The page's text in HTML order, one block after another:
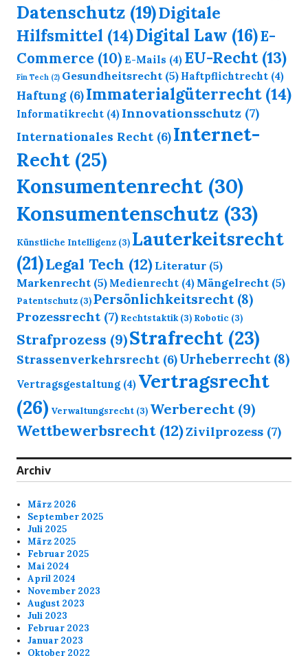
Datenschutz (19)Digitale
Hilfsmittel (14)Digital Law (16)E-
Commerce (10) E-Mails (4) EU-Recht(13)
Fin Tech (2) Gesundheitsrecht (5) Haftpflichtrecht (4)
Haftung(6)Immaterialgüterrecht(14)
Informatikrecht (4) Innovationsschutz (7)
Internationales Recht (6)Internet-
Recht (25)
Konsumentenrecht (30)
Konsumentenschutz (33)
Künstliche Intelligenz (3) Lauterkeitsrecht
(21)Legal Tech (12) Literatur (5)
Markenrecht (5) Medienrecht (4) Mängelrecht (5)
Patentschutz (3)Persönlichkeitsrecht(8)
Prozessrecht (7) Rechtstaktik(3) Robotic (3)
Strafprozess (9)Strafrecht (23)
Strassenverkehrsrecht (6)Urheberrecht(8)
Vertragsgestaltung (4) Vertragsrecht
(26) Verwaltungsrecht (3) Werberecht(9)
Wettbewerbsrecht(12)Zivilprozess (7)
Archiv
März 2026
September 2025
Juli 2025
März 2025
Februar 2025
Mai 2024
April 2024
November 2023
August 2023
Juli 2023
Februar 2023
Januar 2023
Oktober 2022